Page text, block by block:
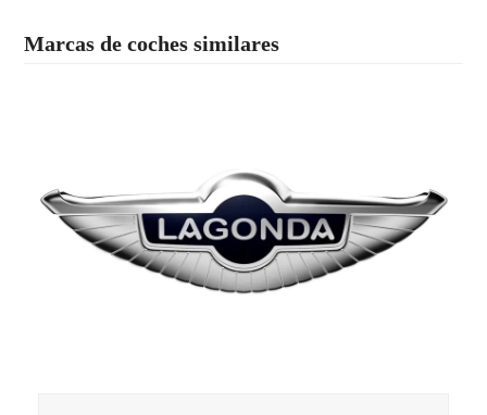
Marcas de coches similares